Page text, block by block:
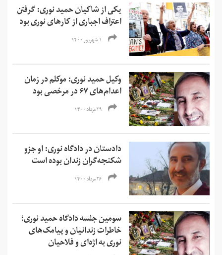
یکی از شاکیان حمید نوری: گرفتن
اعتراف اجبارى از کارهای نوری بود
۱ شهریور ۱۴۰۰
وکیل حمید نوری: موکلم در زمان
اعدام‌های ۶۷ در مرخصی بود
۲۹ مرداد ۱۴۰۰
دادستان در دادگاه نوری: او جزو
شکنجه‌گران زندان بوده است
۲۶ مرداد ۱۴۰۰
سومین جلسه دادگاه حمید نوری؛
خاطرات زندانیان و پیامک‌های
نوری به اژه‌ای و فلاحیان